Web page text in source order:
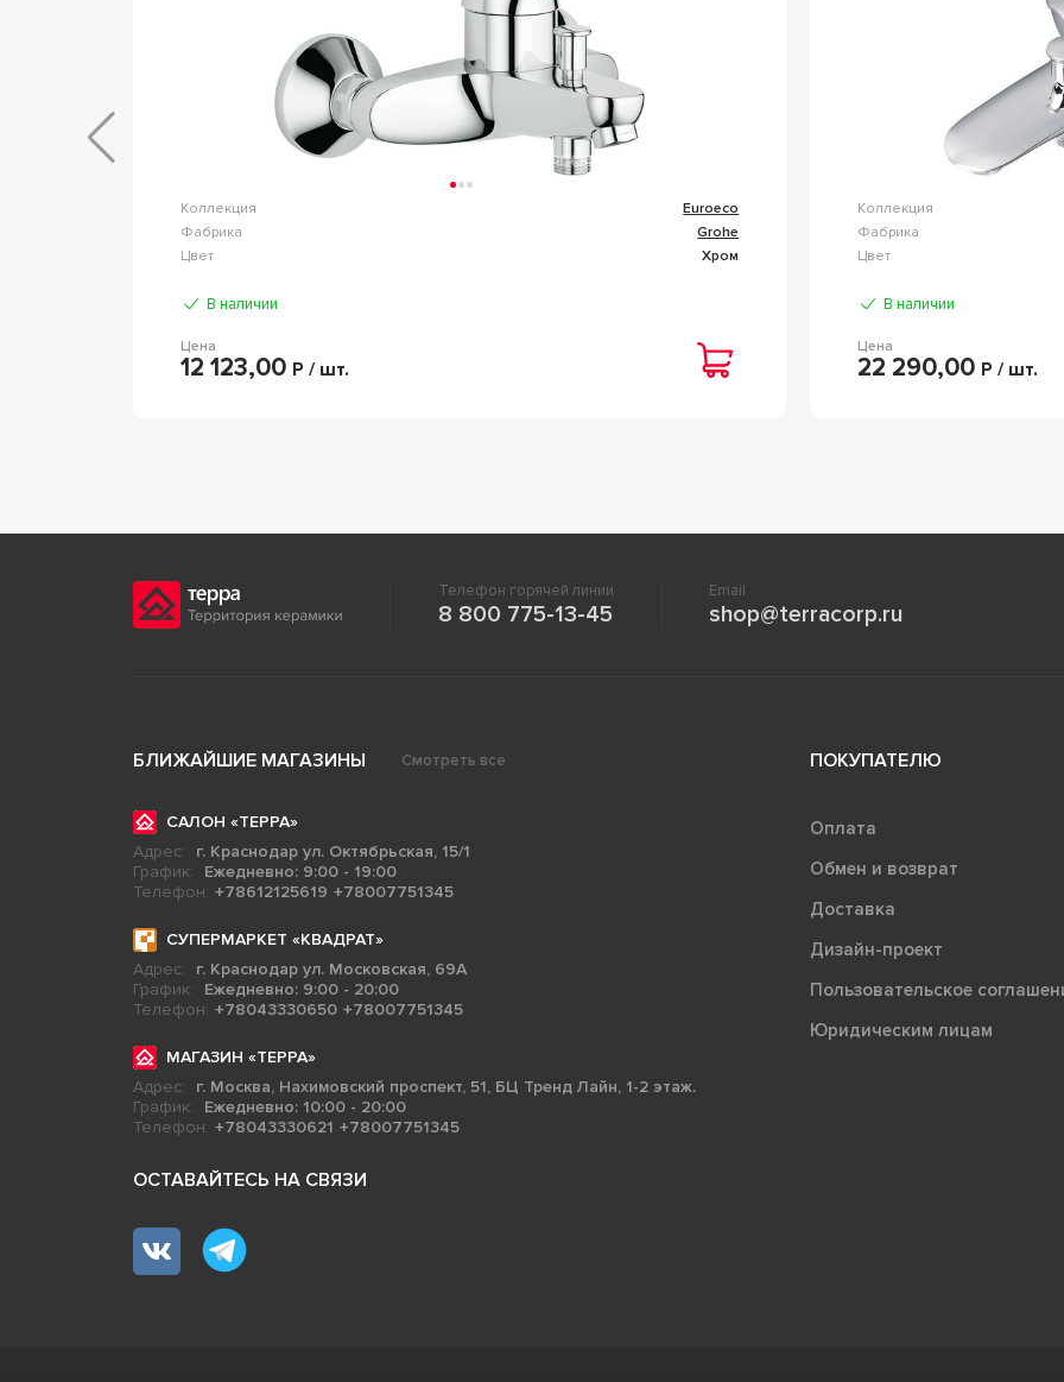
Коллекция
Euroeco
Фабрика
Grohe
Цвет
Хром
В наличии
Цена
12 123,00 Р / шт.
Коллекция
Фабрика
Цвет
В наличии
Цена
22 290,00 Р / шт.
Телефон горячей линии
8 800 775-13-45
Email
shop@terracorp.ru
БЛИЖАЙШИЕ МАГАЗИНЫ Смотреть все
САЛОН «ТЕРРА»
Адрес:
г. Краснодар ул. Октябрьская, 15/1
График:
Ежедневно: 9:00 - 19:00
Телефон: +78612125619 +78007751345
СУПЕРМАРКЕТ «КВАДРАТ»
Адрес:
г. Краснодар ул. Московская, 69А
График:
Ежедневно: 9:00 - 20:00
Телефон: +78043330650 +78007751345
МАГАЗИН «ТЕРРА»
Адрес:
г. Москва, Нахимовский проспект, 51, БЦ Тренд Лайн, 1-2 этаж.
График:
Ежедневно: 10:00 - 20:00
Телефон: +78043330621 +78007751345
ОСТАВАЙТЕСЬ НА СВЯЗИ
ПОКУПАТЕЛЮ
Оплата
Обмен и возврат
Доставка
Дизайн-проект
Пользовательское
Юридическим лицам